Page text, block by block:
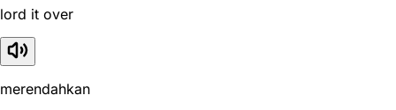
lord it over
merendahkan